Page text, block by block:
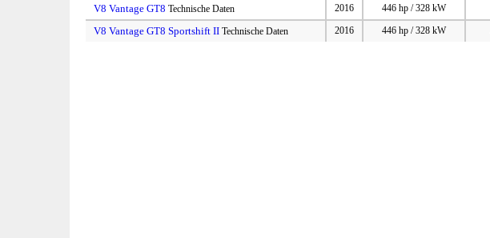
V8 Vantage GT8 Technische Daten 2016 446 hp / 328 kW
V8 Vantage GT8 Sportshift II Technische Daten 2016 446 hp / 328 kW